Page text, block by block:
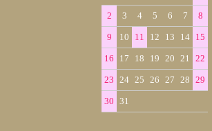
2 3 4 5 6 7 8
9 10 11 12 13 14 15
16 17 18 19 20 21 22
23 24 25 26 27 28 29
30 31